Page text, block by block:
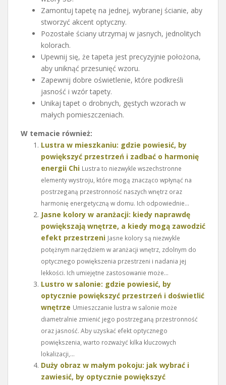
Zamontuj tapetę na jednej, wybranej ścianie, aby
stworzyć akcent optyczny.
Pozostałe ściany utrzymaj w jasnych, jednolitych
kolorach.
Upewnij się, że tapeta jest precyzyjnie położona,
aby uniknąć przesunięć wzoru.
Zapewnij dobre oświetlenie, które podkreśli
jasność i wzór tapety.
Unikaj tapet o drobnych, gęstych wzorach w
małych pomieszczeniach.
W temacie również:
Lustra w mieszkaniu: gdzie powiesić, by
powiększyć przestrzeń i zadbać o harmonię
energii Chi Lustra to niezwykle wszechstronne
elementy wystroju, które mogą znacząco wpłynąć na
postrzeganą przestronność naszych wnętrz oraz
harmonię energetyczną w domu. Ich odpowiednie...
Jasne kolory w aranżacji: kiedy naprawdę
powiększają wnętrze, a kiedy mogą zawodzić
efekt przestrzeni Jasne kolory są niezwykle
potężnym narzędziem w aranżacji wnętrz, zdolnym do
optycznego powiększenia przestrzeni i nadania jej
lekkości. Ich umiejętne zastosowanie może...
Lustro w salonie: gdzie powiesić, by
optycznie powiększyć przestrzeń i doświetlić
wnętrze Umieszczanie lustra w salonie może
diametralnie zmienić jego postrzeganą przestronność
oraz jasność. Aby uzyskać efekt optycznego
powiększenia, warto rozważyć kilka kluczowych
lokalizacji,...
Duży obraz w małym pokoju: jak wybrać i
zawiesić, by optycznie powiększyć